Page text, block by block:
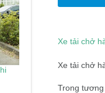
Xe tải chở
Xe tải chở
Trong